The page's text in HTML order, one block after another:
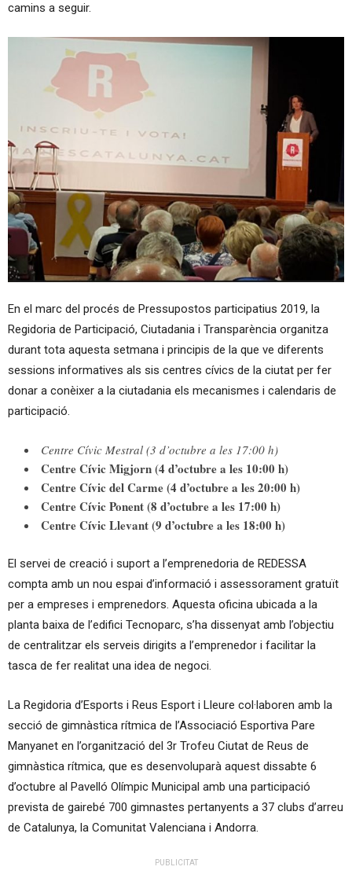
camins a seguir.
En el marc del procés de Pressupostos participatius 2019, la
Regidoria de Participació, Ciutadania i Transparència organitza
durant tota aquesta setmana i principis de la que ve diferents
sessions informatives als sis centres cívics de la ciutat per fer
donar a conèixer a la ciutadania els mecanismes i calendaris de
participació.
Centre Cívic Mestral (3 d’octubre a les 17:00 h)
Centre Cívic Migjorn (4 d’octubre a les 10:00 h)
Centre Cívic del Carme (4 d’octubre a les 20:00 h)
Centre Cívic Ponent (8 d’octubre a les 17:00 h)
Centre Cívic Llevant (9 d’octubre a les 18:00 h)
El servei de creació i suport a l’emprenedoria de REDESSA
compta amb un nou espai d’informació i assessorament gratuït
per a empreses i emprenedors. Aquesta oficina ubicada a la
planta baixa de l’edifici Tecnoparc, s’ha dissenyat amb l’objectiu
de centralitzar els serveis dirigits a l’emprenedor i facilitar la
tasca de fer realitat una idea de negoci.
La Regidoria d’Esports i Reus Esport i Lleure col·laboren amb la
secció de gimnàstica rítmica de l’Associació Esportiva Pare
Manyanet en l’organització del 3r Trofeu Ciutat de Reus de
gimnàstica rítmica, que es desenvoluparà aquest dissabte 6
d’octubre al Pavelló Olímpic Municipal amb una participació
prevista de gairebé 700 gimnastes pertanyents a 37 clubs d’arreu
de Catalunya, la Comunitat Valenciana i Andorra.
PUBLICITAT